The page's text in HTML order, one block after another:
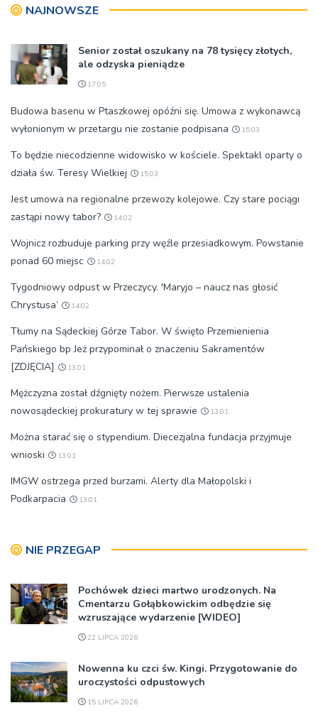
[ZDJĘCIA]
NAJNOWSZE
Senior został oszukany na 78 tysięcy złotych,
ale odzyska pieniądze
17:05
Budowa basenu w Ptaszkowej opóźni się. Umowa z wykonawcą
wyłonionym w przetargu nie zostanie podpisana
15:03
To będzie niecodzienne widowisko w kościele. Spektakl oparty o
działa św. Teresy Wielkiej
15:03
Jest umowa na regionalne przewozy kolejowe. Czy stare pociągi
zastąpi nowy tabor?
14:02
Wojnicz rozbuduje parking przy węźle przesiadkowym. Powstanie
ponad 60 miejsc
14:02
Tygodniowy odpust w Przeczycy. 'Maryjo – naucz nas głosić
Chrystusa’
14:02
Tłumy na Sądeckiej Górze Tabor. W święto Przemienienia
Pańskiego bp Jeż przypominał o znaczeniu Sakramentów
[ZDJĘCIA]
13:01
Mężczyzna został dźgnięty nożem. Pierwsze ustalenia
nowosądeckiej prokuratury w tej sprawie
13:01
Można starać się o stypendium. Diecezjalna fundacja przyjmuje
wnioski
13:01
IMGW ostrzega przed burzami. Alerty dla Małopolski i
Podkarpacia
13:01
NIE PRZEGAP
Pochówek dzieci martwo urodzonych. Na
Cmentarzu Gołąbkowickim odbędzie się
wzruszające wydarzenie [WIDEO]
22 LIPCA 2026
Nowenna ku czci św. Kingi. Przygotowanie do
uroczystości odpustowych
15 LIPCA 2026